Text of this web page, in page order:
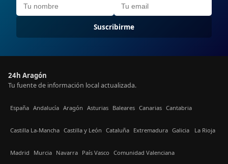
Suscribirme
24h Aragón
Tu fuente de información local actualizada.
España Andalucía Aragón Asturias Baleares Canarias Cantabria
Castilla La-Mancha Castilla y León Cataluña Extremadura Galicia La Rioja
Madrid Murcia Navarra País Vasco Comunidad Valenciana